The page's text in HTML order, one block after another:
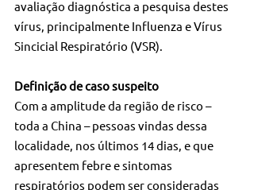
avaliação diagnóstica a pesquisa destes
vírus, principalmente Influenza e Vírus
Sincicial Respiratório (VSR).
Definição de caso suspeito
Com a amplitude da região de risco –
toda a China – pessoas vindas dessa
localidade, nos últimos 14 dias, e que
apresentem febre e sintomas
respiratórios podem ser consideradas